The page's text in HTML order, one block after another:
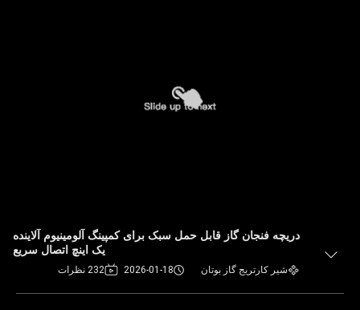
دریچه فنجان گاز قابل حمل سبک برای کمپینگ آلومینیوم آلاینده
یک اینچ اتصال سریع
شیر کارتریج گاز بوتان 2026-01-18 232 نظرات